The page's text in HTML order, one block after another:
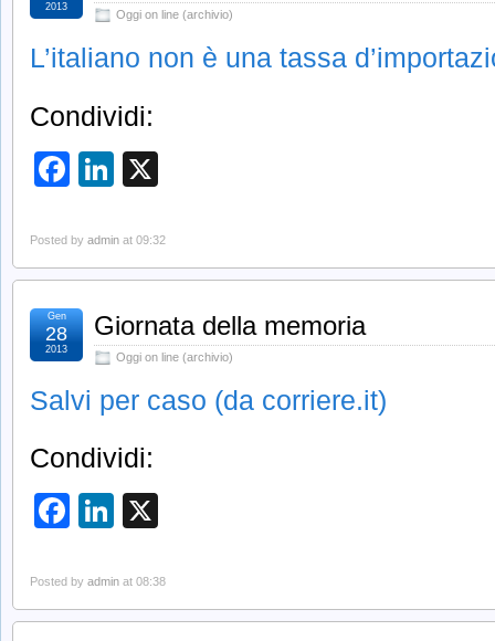
Oggi on line (archivio)
2013
L’italiano non è una tassa
Condividi:
Facebook
LinkedIn
Posted by admin at 09:32
Giornata della memoria
Oggi on line (archivio)
Gen
28
2013
Salvi per caso (da corriere.it)
Condividi:
Facebook
LinkedIn
Posted by admin at 08:38